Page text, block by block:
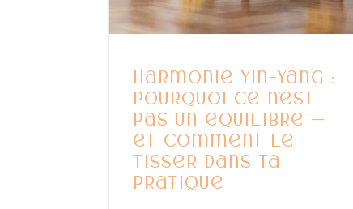
Harmonie Yin-Yang :
pourquoi ce n’est
pas un équilibre —
et comment le
tisser dans ta
pratique